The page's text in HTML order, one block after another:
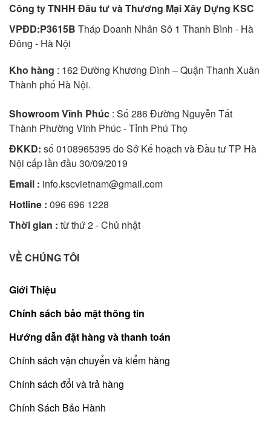
Công ty TNHH Đầu tư và Thương Mại Xây Dựng KSC
VPĐD:P3615B Tháp Doanh Nhân Sô 1 Thanh Bình - Hà
Đông - Hà Nội
Kho hàng : 162 Đường Khương Đình – Quận Thanh Xuân
Thành phố Hà Nội.
Showroom Vĩnh Phúc : Số 286 Đường Nguyễn Tất
Thành Phường Vĩnh Phúc - Tỉnh Phú Thọ
ĐKKD: số 0108965395 do Sở Kế hoạch và Đầu tư TP Hà
Nội cấp lần đầu 30/09/2019
Email : info.kscvietnam@gmail.com
Hotline : 096 696 1228
Thời gian : từ thứ 2 - Chủ nhật
VỀ CHÚNG TÔI
Giới Thiệu
Chính sách bảo mật thông tin
Hướng dẫn đặt hàng và thanh toán
Chính sách vận chuyển và kiểm hàng
Chính sách đổi và trả hàng
Chính Sách Bảo Hành